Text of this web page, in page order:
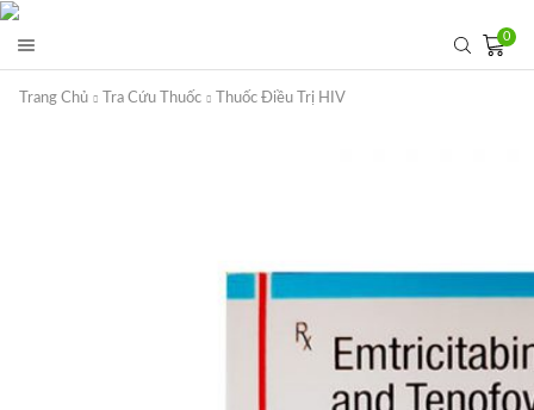
0
Trang Chủ Tra Cứu Thuốc Thuốc Điều Trị HIV